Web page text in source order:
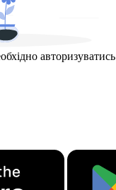
авторизуватись